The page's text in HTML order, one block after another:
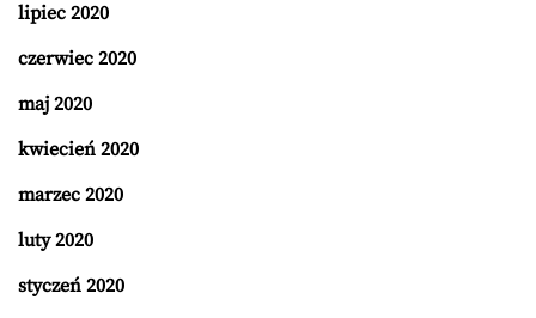
lipiec 2020
czerwiec 2020
maj 2020
kwiecień 2020
marzec 2020
luty 2020
styczeń 2020